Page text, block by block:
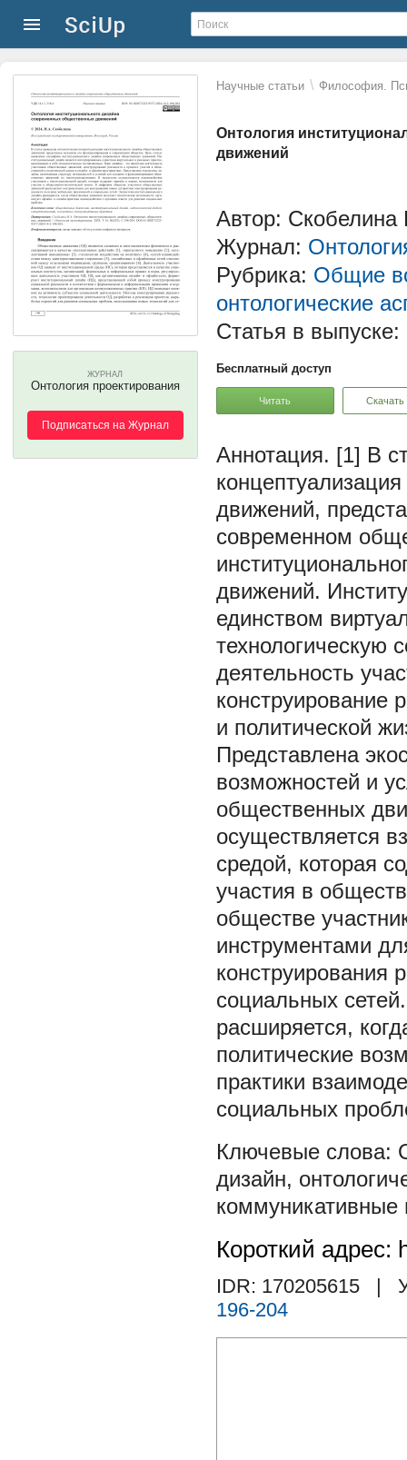
Научные статьи \ Философия.
Онтология
движений
ЖУРНАЛ
Онтология проектирования
Подписаться на Журнал
Автор:
Журнал:
Рубрика: Общие
онтологические
Статья в выпуске:
Бесплатный доступ
Читать Скачать
[1] В
движений,
современном
движений.
единством
технологическую
деятельность
конструирование
и политической
Представлена
возможностей и
общественных
осуществляется
средой, которая
участия в
обществе
инструментами
конструирования
социальных
расширяется,
политические
практики
социальных
дизайн,
коммуникативные
Короткий адрес:
IDR: 170205615
|
196-204